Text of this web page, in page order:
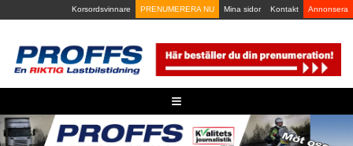
to
Korsordsvinnare PRENUMERERA NU Mina sidor Kontakt Annonsera
≡